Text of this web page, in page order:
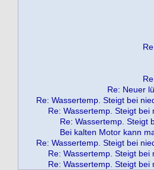
Re: Neuer
Re: Wassertemp. Steigt bei
Re: Wassertemp. Steigt
Re: Wassertemp. Steigt
Bei kalten Motor kann
Re: Wassertemp. Steigt bei
Re: Wassertemp. Steigt
Re: Wassertemp. Steigt